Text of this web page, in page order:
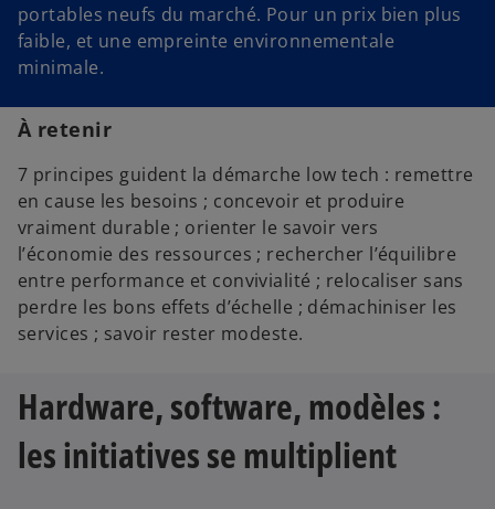
portables neufs du marché. Pour un prix bien plus
faible, et une empreinte environnementale
minimale.
À retenir
7 principes guident la démarche low tech : remettre
en cause les besoins ; concevoir et produire
vraiment durable ; orienter le savoir vers
l’économie des ressources ; rechercher l’équilibre
entre performance et convivialité ; relocaliser sans
perdre les bons effets d’échelle ; démachiniser les
services ; savoir rester modeste.
Hardware, software, modèles :
les initiatives se multiplient